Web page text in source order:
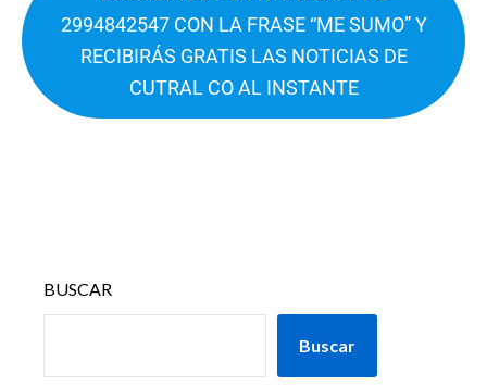
2994842547 CON LA FRASE “ME SUMO” Y
RECIBIRÁS GRATIS LAS NOTICIAS DE
CUTRAL CO AL INSTANTE
BUSCAR
Buscar